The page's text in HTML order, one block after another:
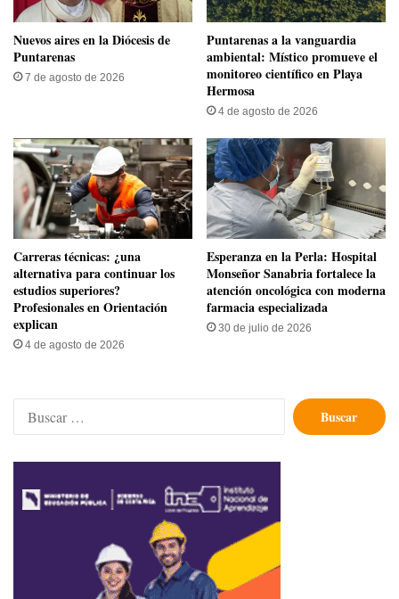
​Nuevos aires en la Diócesis de
Puntarenas
7 de agosto de 2026
​Puntarenas a la vanguardia
ambiental: Místico promueve el
monitoreo científico en Playa
Hermosa
4 de agosto de 2026
Carreras técnicas: ¿una
alternativa para continuar los
estudios superiores?
Profesionales en Orientación
explican
4 de agosto de 2026
​Esperanza en la Perla: Hospital
Monseñor Sanabria fortalece la
atención oncológica con moderna
farmacia especializada
30 de julio de 2026
Buscar: